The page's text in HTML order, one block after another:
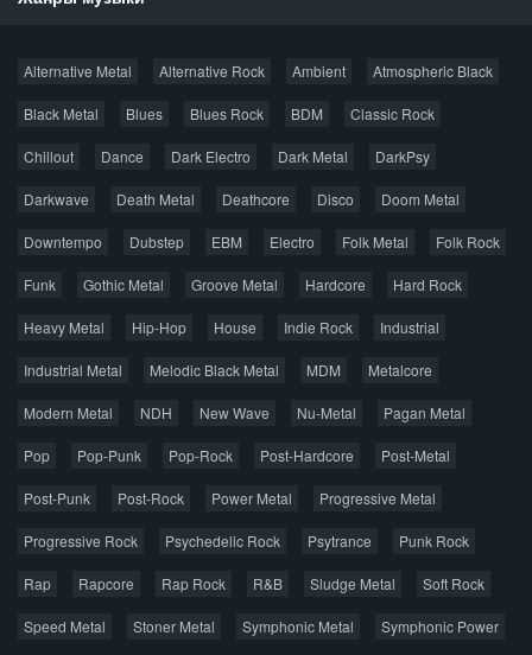
Alternative Metal Alternative Rock Ambient Atmospheric Black
Black Metal Blues Blues Rock BDM Classic Rock
Chillout Dance Dark Electro Dark Metal DarkPsy
Darkwave Death Metal Deathcore Disco Doom Metal
Downtempo Dubstep EBM Electro Folk Metal Folk Rock
Funk Gothic Metal Groove Metal Hardcore Hard Rock
Heavy Metal Hip-Hop House Indie Rock Industrial
Industrial Metal Melodic Black Metal MDM Metalcore
Modern Metal NDH New Wave Nu-Metal Pagan Metal
Pop Pop-Punk Pop-Rock Post-Hardcore Post-Metal
Post-Punk Post-Rock Power Metal Progressive Metal
Progressive Rock Psychedelic Rock Psytrance Punk Rock
Rap Rapcore Rap Rock R&B Sludge Metal Soft Rock
Speed Metal Stoner Metal Symphonic Metal Symphonic Power
Новые раздачи
Популярное за сутки
Главная Поиск по сайту
Карта сайта
Джаз
Метал Поп Рэп Рок Шансон
Весь материал выложен для ознакомления, после
лицензионную копию.